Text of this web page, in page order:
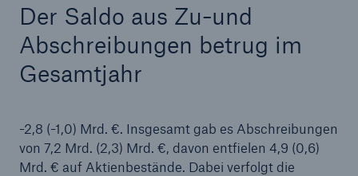
Der Saldo aus Zu-und
Abschreibungen betrug im
Gesamtjahr
-2,8 (-1,0) Mrd. €. Insgesamt gab es Abschreibungen
von 7,2 Mrd. (2,3) Mrd. €, davon entfielen 4,9 (0,6)
Mrd. € auf Aktienbestände. Dabei verfolgt die